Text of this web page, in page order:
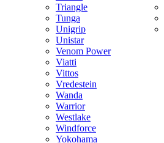
Triangle
Tunga
Unigrip
Unistar
Venom Power
Viatti
Vittos
Vredestein
Wanda
Warrior
Westlake
Windforce
Yokohama